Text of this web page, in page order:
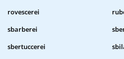
rovescerei
sbarberei
sbertuccerei